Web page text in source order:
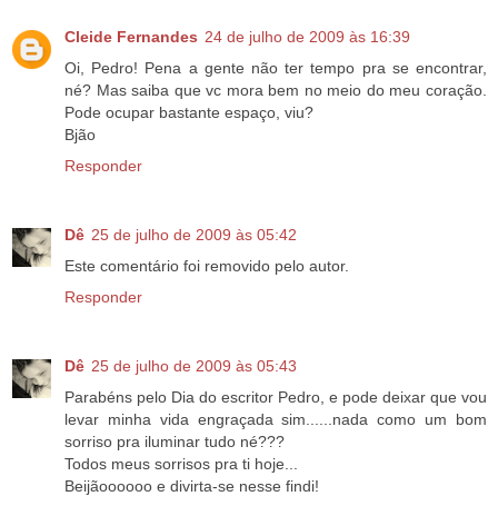
Cleide Fernandes 24 de julho de 2009 às 16:39
Oi, Pedro! Pena a gente não ter tempo pra se encontrar,
né? Mas saiba que vc mora bem no meio do meu coração.
Pode ocupar bastante espaço, viu?
Bjão
Responder
Dê 25 de julho de 2009 às 05:42
Este comentário foi removido pelo autor.
Responder
Dê 25 de julho de 2009 às 05:43
Parabéns pelo Dia do escritor Pedro, e pode deixar que vou
levar minha vida engraçada sim......nada como um bom
sorriso pra iluminar tudo né???
Todos meus sorrisos pra ti hoje...
Beijãoooooo e divirta-se nesse findi!